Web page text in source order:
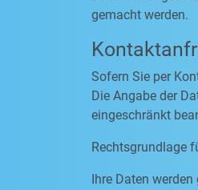
gemacht werden.
Sofern Sie per
Die Angabe der
eingeschränkt
Rechtsgrundlage
Ihre Daten